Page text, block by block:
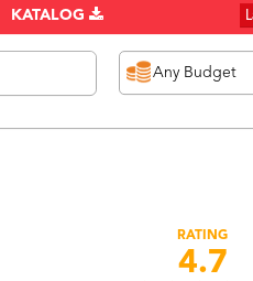
KATALOG
RATING
4.7